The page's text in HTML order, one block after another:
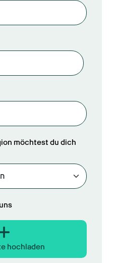
möchtest du dich
hochladen